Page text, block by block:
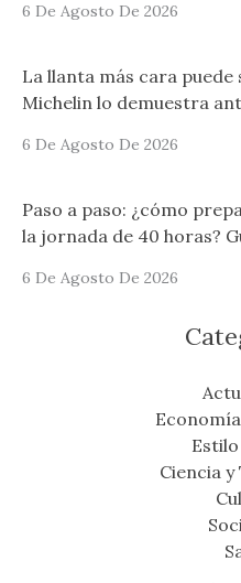
6 De Agosto De 2026
La llanta más cara puede
Michelin lo demuestra
6 De Agosto De 2026
Paso a paso: ¿cómo
la jornada de 40 horas?
6 De Agosto De 2026
Ciencia